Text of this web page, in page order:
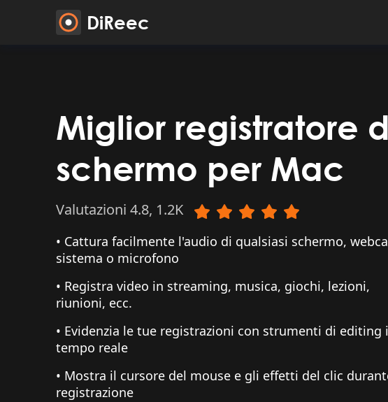
DiReec
Miglior registratore
schermo per Mac
Valutazioni 4.8, 1.2K
• Cattura facilmente l'audio di qualsiasi schermo,
sistema o microfono
• Registra video in streaming, musica, giochi, lezioni,
riunioni, ecc.
• Evidenzia le tue registrazioni con strumenti di editing
tempo reale
• Mostra il cursore del mouse e gli effetti del clic
registrazione